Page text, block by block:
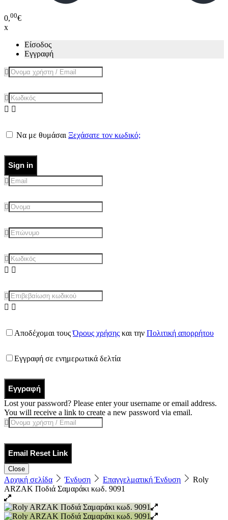
0,00€
x
Είσοδος
Εγγραφή
Να με θυμάσαι Ξεχάσατε τον κωδικό;
Sign in
Αποδέχομαι τουςΌρους χρήσης και την Πολιτική απορρήτου
Εγγραφή σε ενημερωτικά δελτία
Εγγραφή
Lost your password? Please enter your username or email address.
You will receive a link to create a new password via email.
Email Reset Link
Close
Αρχική σελίδα Ένδυση Επαγγελματική Ένδυση
Roly
ARZAK Ποδιά Σαμαράκι κωδ. 9091